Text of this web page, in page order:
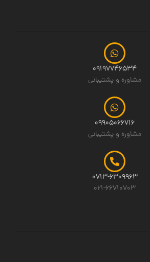
09197746534
مشاوره و پشتیبانی
09905066716
مشاوره و پشتیبانی
0713-6309963
021-66710703